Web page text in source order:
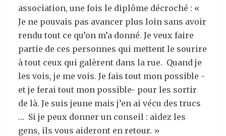
association, une fois le diplôme décroché : «
Je ne pouvais pas avancer plus loin sans avoir
rendu tout ce qu’on m’a donné. Je veux faire
partie de ces personnes qui mettent le sourire
à tout ceux qui galèrent dans la rue. Quand je
les vois, je me vois. Je fais tout mon possible -
et je ferai tout mon possible- pour les sortir
de là. Je suis jeune mais j’en ai vécu des trucs
… Si je peux donner un conseil : aidez les
gens, ils vous aideront en retour. »